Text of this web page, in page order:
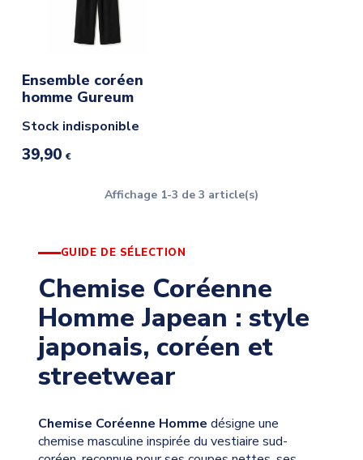
Ensemble coréen
homme Gureum
Stock indisponible
39,90 €
Affichage 1-3 de 3 article(s)
GUIDE DE SÉLECTION
Chemise Coréenne
Homme Japean : style
japonais, coréen et
streetwear
Chemise Coréenne Homme désigne une
chemise masculine inspirée du vestiaire sud-